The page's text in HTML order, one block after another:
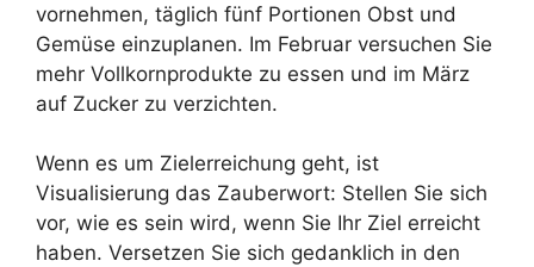
vornehmen, täglich fünf Portionen Obst und
Gemüse einzuplanen. Im Februar versuchen Sie
mehr Vollkornprodukte zu essen und im März
auf Zucker zu verzichten.
Wenn es um Zielerreichung geht, ist
Visualisierung das Zauberwort: Stellen Sie sich
vor, wie es sein wird, wenn Sie Ihr Ziel erreicht
haben. Versetzen Sie sich gedanklich in den